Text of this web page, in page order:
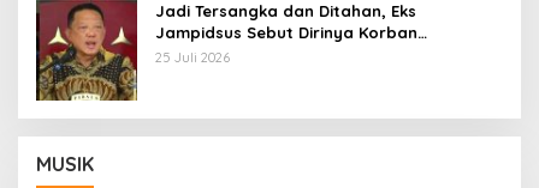
Jadi Tersangka dan Ditahan, Eks
Jampidsus Sebut Dirinya Korban
Kriminalisasi
25 Juli 2026
MUSIK